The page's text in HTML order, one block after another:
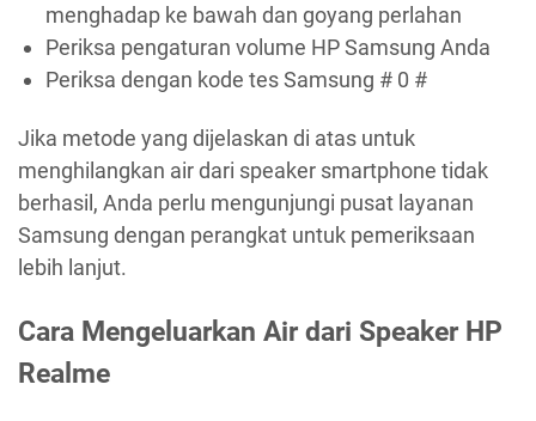
menghadap ke bawah dan goyang perlahan
Periksa pengaturan volume HP Samsung Anda
Periksa dengan kode tes Samsung # 0 #
Jika metode yang dijelaskan di atas untuk
menghilangkan air dari speaker smartphone tidak
berhasil, Anda perlu mengunjungi pusat layanan
Samsung dengan perangkat untuk pemeriksaan
lebih lanjut.
Cara Mengeluarkan Air dari Speaker HP
Realme